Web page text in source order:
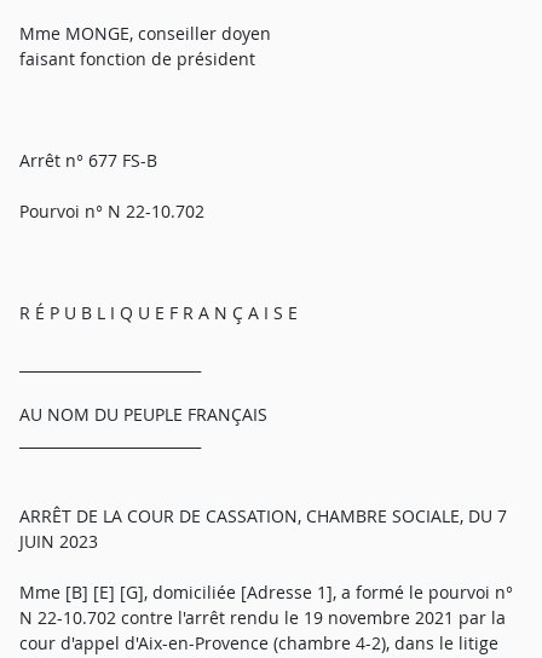
Mme MONGE, conseiller doyen
faisant fonction de président
Arrêt n° 677 FS-B
Pourvoi n° N 22-10.702
R É P U B L I Q U E F R A N Ç A I S E
AU NOM DU PEUPLE FRANÇAIS
ARRÊT DE LA COUR DE CASSATION, CHAMBRE SOCIALE, DU 7
JUIN 2023
Mme [B] [E] [G], domiciliée [Adresse 1], a formé le pourvoi n°
N 22-10.702 contre l'arrêt rendu le 19 novembre 2021 par la
cour d'appel d'Aix-en-Provence (chambre 4-2), dans le litige